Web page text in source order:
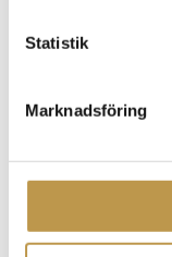
Statistik
Marknadsföring
CFO/ Chef
Huddinge